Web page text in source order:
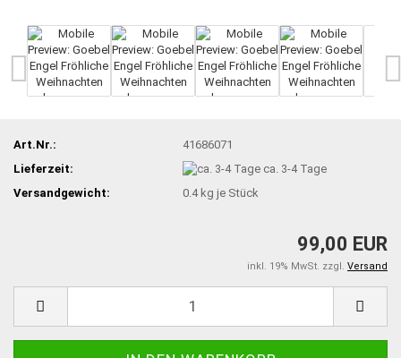
Art.Nr.:
41686071
Lieferzeit:
ca. 3-4 Tage
Versandgewicht:
0.4kg je Stück
99,00 EUR
inkl. 19% MwSt. zzgl. Versand